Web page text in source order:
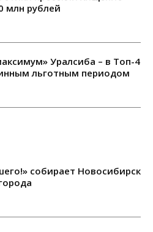
млн рублей
Уралсиба – в Топ-4
льготным периодом
собирает Новосибирск